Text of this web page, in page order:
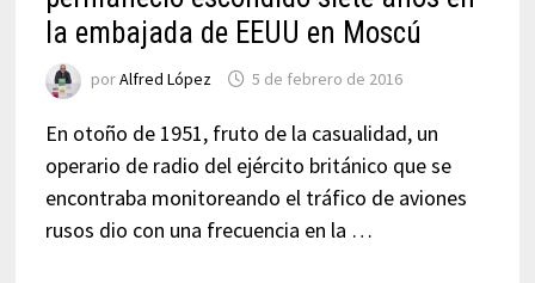
la embajada de EEUU en Moscú
porAlfred López 5 de febrero de 2016
En otoño de 1951, fruto de la casualidad, un
operario de radio del ejército británico que se
encontraba monitoreando el tráfico de aviones
rusos dio con una frecuencia en la …